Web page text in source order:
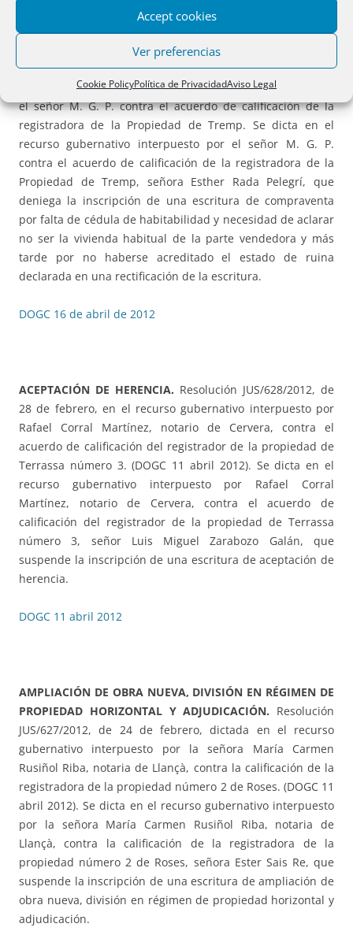
Accept cookies
Ver preferencias
Cookie PolicyPolítica de PrivacidadAviso Legal
COMPRACENTA DE VIVIENDA: CÉDULA DE
HABITABILIDAD, SI ESVIVIENDA HABITUAL, ACREDITAR
ESTADO DE RUINA.Resolución JUS/660/2012, de 12 de
marzo, dictada en el recurso gubernativo interpuesto por
el señor M. G. P. contra el acuerdo de calificación de la
registradora de la Propiedad de Tremp. Se dicta en el
recurso gubernativo interpuesto por el señor M. G. P.
contra el acuerdo de calificación de la registradora de la
Propiedad de Tremp, señora Esther Rada Pelegrí, que
deniega la inscripción de una escritura de compraventa
por falta de cédula de habitabilidad y necesidad de aclarar
no ser la vivienda habitual de la parte vendedora y más
tarde por no haberse acreditado el estado de ruina
declarada en una rectificación de la escritura.
DOGC 16 de abril de 2012
ACEPTACIÓN DE HERENCIA. Resolución JUS/628/2012, de
28 de febrero, en el recurso gubernativo interpuesto por
Rafael Corral Martínez, notario de Cervera, contra el
acuerdo de calificación del registrador de la propiedad de
Terrassa número 3. (DOGC 11 abril 2012). Se dicta en el
recurso gubernativo interpuesto por Rafael Corral
Martínez, notario de Cervera, contra el acuerdo de
calificación del registrador de la propiedad de Terrassa
número 3, señor Luis Miguel Zarabozo Galán, que
suspende la inscripción de una escritura de aceptación de
herencia.
DOGC 11 abril 2012
AMPLIACIÓN DE OBRA NUEVA, DIVISIÓN EN RÉGIMEN DE
PROPIEDAD HORIZONTAL Y ADJUDICACIÓN. Resolución
JUS/627/2012, de 24 de febrero, dictada en el recurso
gubernativo interpuesto por la señora María Carmen
Rusiñol Riba, notaria de Llançà, contra la calificación de la
registradora de la propiedad número 2 de Roses. (DOGC 11
abril 2012). Se dicta en el recurso gubernativo interpuesto
por la señora María Carmen Rusiñol Riba, notaria de
Llançà, contra la calificación de la registradora de la
propiedad número 2 de Roses, señora Ester Sais Re, que
suspende la inscripción de una escritura de ampliación de
obra nueva, división en régimen de propiedad horizontal y
adjudicación.